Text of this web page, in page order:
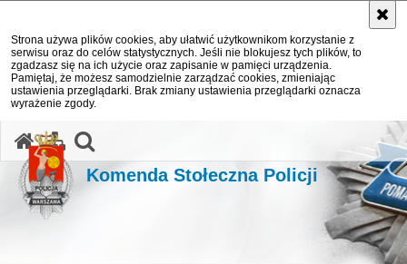
Strona używa plików cookies, aby ułatwić użytkownikom korzystanie z
serwisu oraz do celów statystycznych. Jeśli nie blokujesz tych plików, to
zgadzasz się na ich użycie oraz zapisanie w pamięci urządzenia.
Pamiętaj, że możesz samodzielnie zarządzać cookies, zmieniając
ustawienia przeglądarki. Brak zmiany ustawienia przeglądarki oznacza
wyrażenie zgody.
Komenda Stołeczna Policji